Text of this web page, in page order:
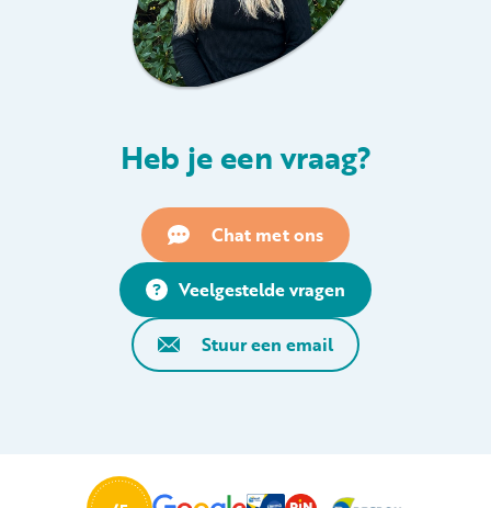
Heb je een vraag?
Chat met ons
Veelgestelde vragen
Stuur een email